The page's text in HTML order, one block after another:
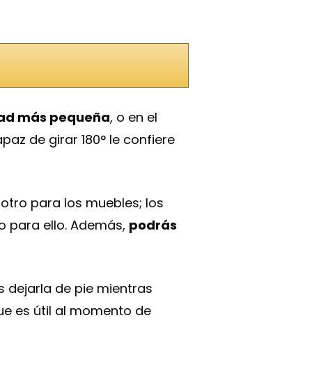
más pequeña, o en el
de girar 180° le confiere
para los muebles; los
para ello. Además, podrás
dejarla de pie mientras
es útil al momento de